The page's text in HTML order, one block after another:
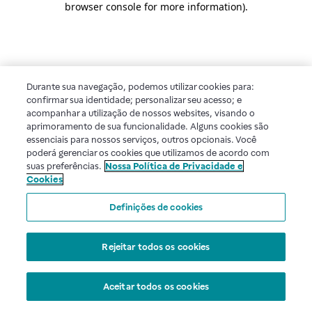
browser console for more information).
Durante sua navegação, podemos utilizar cookies para:
confirmar sua identidade; personalizar seu acesso; e
acompanhar a utilização de nossos websites, visando o
aprimoramento de sua funcionalidade. Alguns cookies são
essenciais para nossos serviços, outros opcionais. Você
poderá gerenciar os cookies que utilizamos de acordo com
suas preferências. Nossa Política de Privacidade e
Cookies
Definições de cookies
Rejeitar todos os cookies
Aceitar todos os cookies